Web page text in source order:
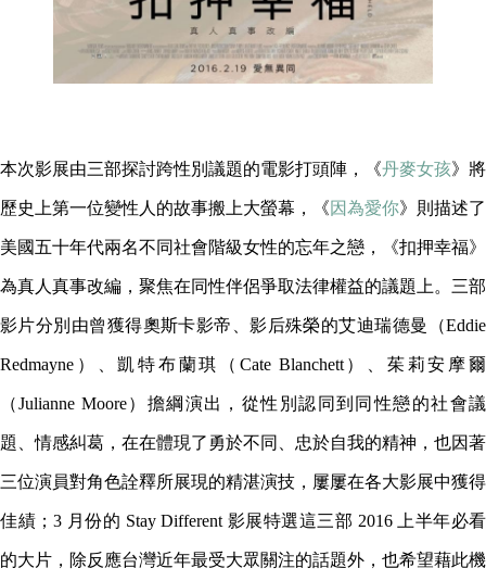
本次影展由三部探討跨性別議題的電影打頭陣，《丹麥女孩》將
歷史上第一位變性人的故事搬上大螢幕，《因為愛你》則描述了
美國五十年代兩名不同社會階級女性的忘年之戀，《扣押幸福》
為真人真事改編，聚焦在同性伴侶爭取法律權益的議題上。三部
影片分別由曾獲得奧斯卡影帝、影后殊榮的艾迪瑞德曼（Eddie
Redmayne）、凱特布蘭琪（Cate Blanchett）、茱莉安摩爾
（Julianne Moore）擔綱演出，從性別認同到同性戀的社會議
題、情感糾葛，在在體現了勇於不同、忠於自我的精神，也因著
三位演員對角色詮釋所展現的精湛演技，屢屢在各大影展中獲得
佳績；3 月份的 Stay Different 影展特選這三部 2016 上半年必看
的大片，除反應台灣近年最受大眾關注的話題外，也希望藉此機